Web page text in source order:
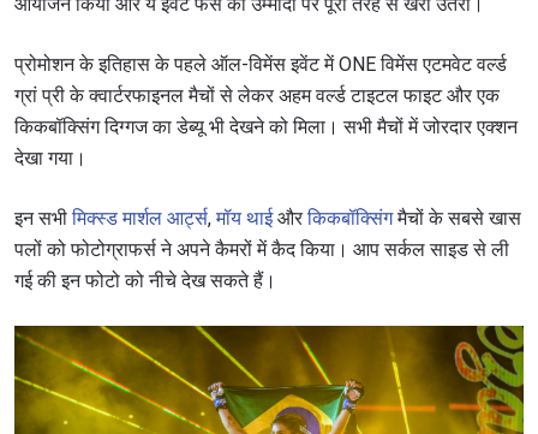
प्रोमोशन के इतिहास के पहले ऑल-विमेंस इवेंट में ONE विमेंस एटमवेट वर्ल्ड
ग्रां प्री के क्वार्टरफाइनल मैचों से लेकर अहम वर्ल्ड टाइटल फाइट और एक
किकबॉक्सिंग दिग्गज का डेब्यू भी देखने को मिला। सभी मैचों में जोरदार एक्शन
देखा गया।
इन सभीमिक्स्ड मार्शल आर्ट्स,मॉय थाईऔरकिकबॉक्सिंगमैचों के सबसे खास
पलों को फोटोग्राफर्स ने अपने कैमरों में कैद किया। आप सर्कल साइड से ली
गई की इन फोटो को नीचे देख सकते हैं।